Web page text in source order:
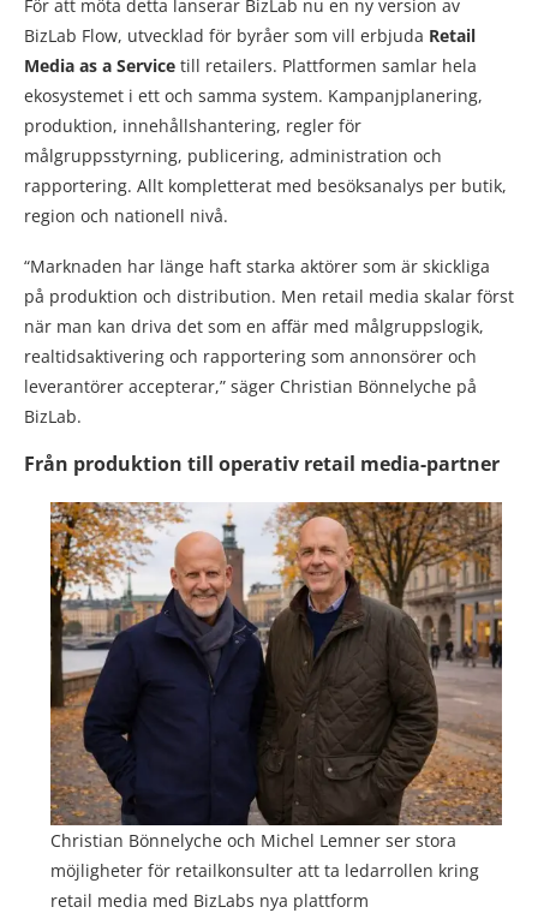
För att möta detta lanserar BizLab nu en ny version av
BizLab Flow, utvecklad för byråer som vill erbjuda Retail
Media as a Service till retailers. Plattformen samlar hela
ekosystemet i ett och samma system. Kampanjplanering,
produktion, innehållshantering, regler för
målgruppsstyrning, publicering, administration och
rapportering. Allt kompletterat med besöksanalys per butik,
region och nationell nivå.
“Marknaden har länge haft starka aktörer som är skickliga
på produktion och distribution. Men retail media skalar först
när man kan driva det som en affär med målgruppslogik,
realtidsaktivering och rapportering som annonsörer och
leverantörer accepterar,” säger Christian Bönnelyche på
BizLab.
Från produktion till operativ retail media-partner
Christian Bönnelyche och Michel Lemner ser stora
möjligheter för retailkonsulter att ta ledarrollen kring
retail media med BizLabs nya plattform